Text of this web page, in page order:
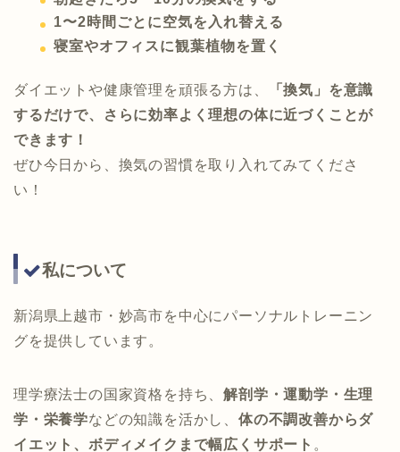
1〜2時間ごとに空気を入れ替える
寝室やオフィスに観葉植物を置く
ダイエットや健康管理を頑張る方は、
「換気」を意識
するだけで、さらに効率よく理想の体に近づくことが
できます！
ぜひ今日から、換気の習慣を取り入れてみてくださ
い！
私について
新潟県上越市・妙高市を中心にパーソナルトレーニン
グを提供しています。
理学療法士の国家資格を持ち、解剖学・運動学・生理
学・栄養学などの知識を活かし、 体の不調改善からダ
イエット、ボディメイクまで幅広くサポート 。